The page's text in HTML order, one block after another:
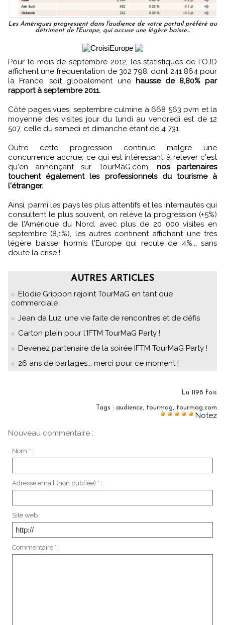
Les Amériques progressent dans l'audience de votre portail préféré au
détriment de l'Europe, qui accuse une légère baisse...
Pour le mois de septembre 2012, les statistiques de l'OJD
affichent une fréquentation de 302 798, dont 241 864 pour
la France, soit globalement une
hausse de 8,80% par
rapport à septembre 2011.
Côté pages vues, septembre culmine à 668 563 pvm et la
moyenne des visites jour du lundi au vendredi est de 12
507, celle du samedi et dimanche étant de 4 731.
Outre cette progression continue malgré une
concurrence accrue, ce qui est intéressant à relever c'est
qu'en annonçant sur TourMaG.com, nos partenaires
touchent également les professionnels du tourisme à
l'étranger.
Ainsi, parmi les pays les plus attentifs et les internautes qui
consultent le plus souvent, on relève la progression (+5%)
de l'Amérique du Nord, avec plus de 20 000 visites en
septembre (8,1%), les autres continent affichant une très
légère baisse, hormis l'Europe qui recule de 4%... sans
doute la crise !
AUTRES ARTICLES
Elodie Grippon rejoint TourMaG en tant que
commerciale
Jean da Luz, une vie faite de rencontres et de défis
Carton plein pour l'IFTM TourMaG Party !
Devenez partenaire de la soirée IFTM TourMaG Party !
26 ans de partages... merci pour ce moment !
Lu 1198 fois
Tags : audience, tourmag, tourmag.com
Notez
Nouveau commentaire :
Nom * :
Adresse email (non publiée) * :
Site web :
Commentaire * :